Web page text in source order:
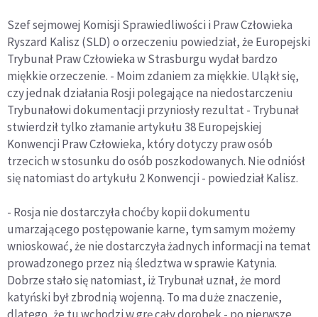
Szef sejmowej Komisji Sprawiedliwości i Praw Człowieka
Ryszard Kalisz (SLD) o orzeczeniu powiedział, że Europejski
Trybunał Praw Człowieka w Strasburgu wydał bardzo
miękkie orzeczenie. - Moim zdaniem za miękkie. Uląkł się,
czy jednak działania Rosji polegające na niedostarczeniu
Trybunałowi dokumentacji przyniosły rezultat - Trybunał
stwierdził tylko złamanie artykułu 38 Europejskiej
Konwencji Praw Człowieka, który dotyczy praw osób
trzecich w stosunku do osób poszkodowanych. Nie odniósł
się natomiast do artykułu 2 Konwencji - powiedział Kalisz.
- Rosja nie dostarczyła choćby kopii dokumentu
umarzającego postępowanie karne, tym samym możemy
wnioskować, że nie dostarczyła żadnych informacji na temat
prowadzonego przez nią śledztwa w sprawie Katynia.
Dobrze stało się natomiast, iż Trybunał uznał, że mord
katyński był zbrodnią wojenną. To ma duże znaczenie,